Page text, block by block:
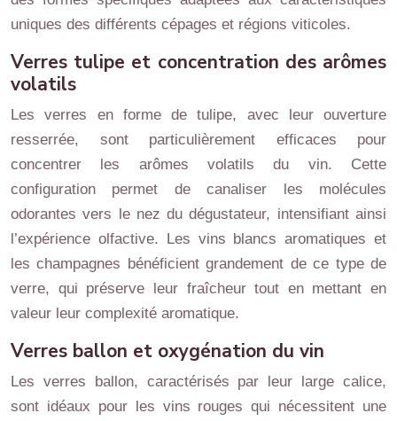
uniques des différents cépages et régions viticoles.
Verres tulipe et concentration des arômes
volatils
Les verres en forme de tulipe, avec leur ouverture
resserrée, sont particulièrement efficaces pour
concentrer les arômes volatils du vin. Cette
configuration permet de canaliser les molécules
odorantes vers le nez du dégustateur, intensifiant ainsi
l’expérience olfactive. Les vins blancs aromatiques et
les champagnes bénéficient grandement de ce type de
verre, qui préserve leur fraîcheur tout en mettant en
valeur leur complexité aromatique.
Verres ballon et oxygénation du vin
Les verres ballon, caractérisés par leur large calice,
sont idéaux pour les vins rouges qui nécessitent une